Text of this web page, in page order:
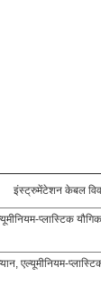
इंस्ट्रुमेंटेशन केबल
प्लास्टिक
एल्यूमीनियम-